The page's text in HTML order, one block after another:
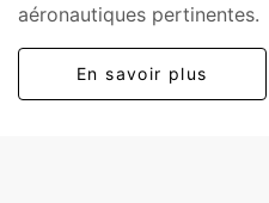
aéronautiques pertinentes.
En savoir plus